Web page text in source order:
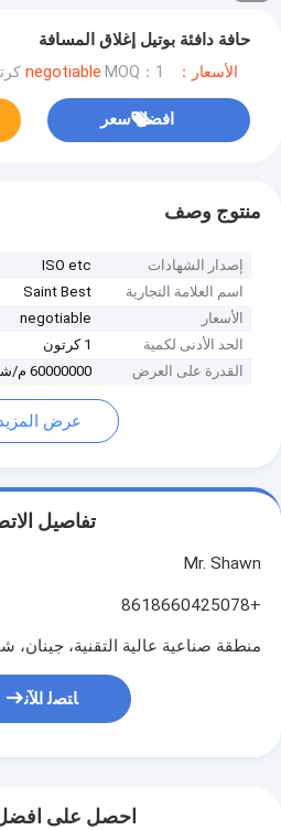
حافة دافئة بوتيل إغلاق المسافة
الأسعار：negotiable MOQ：1 كرتون
افضل سعر
منتوج وصف
إصدار الشهادات
ISO etc
اسم العلامة التجارية
Saint Best
الأسعار
negotiable
الحد الأدنى لكمية
1 كرتون
القدرة على العرض
60000000 م/شهر
عرض
تفاصيل
Mr. Shawn
+8618660425078
منطقة صناعية عالية التقنية، جينان،
ﺎﺘﺼﻟ ﺍﻶﻧ
احصل على